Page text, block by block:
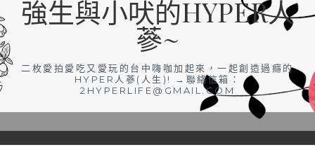
強生與小吠的HYPER人
蔘~
二枚愛拍愛吃又愛玩的台中嗨咖加起來，一起創造過癮的
HYPER人蔘(人生)! →聯絡信箱：
2HYPERLIFE@GMAIL.COM